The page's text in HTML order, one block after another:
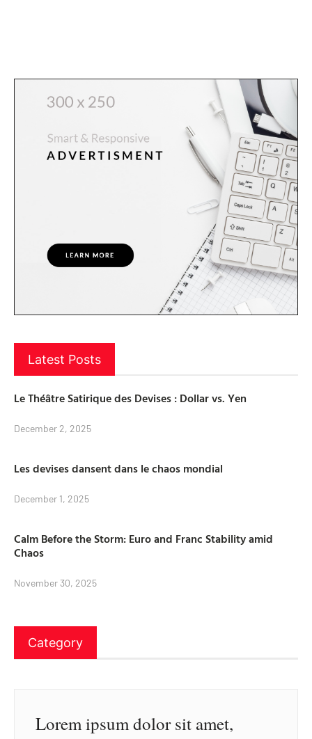
Latest Posts
Le Théâtre Satirique des Devises : Dollar vs. Yen
December 2, 2025
Les devises dansent dans le chaos mondial
December 1, 2025
Calm Before the Storm: Euro and Franc Stability amid
Chaos
November 30, 2025
Category
Lorem ipsum dolor sit amet,